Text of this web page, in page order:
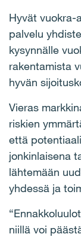
Hyvät vuokra-
palvelu
kysynnälle
rakentamista
hyvän
Vieras
riskien
että
jonkinlaisena
lähtemään
yhdessä ja
niillä voi